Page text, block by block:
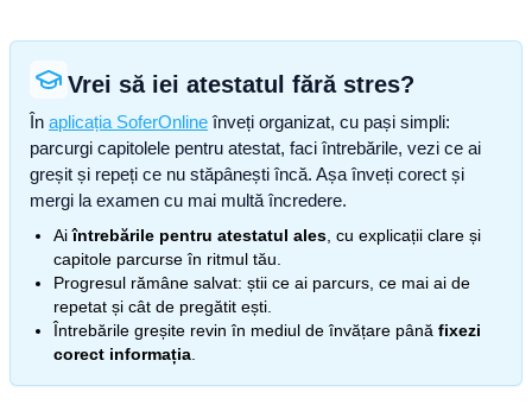
Vrei să iei atestatul fără stres?
În aplicația SoferOnline înveți organizat, cu pași simpli:
parcurgi capitolele pentru atestat, faci întrebările, vezi ce ai
greșit și repeți ce nu stăpânești încă. Așa înveți corect și
mergi la examen cu mai multă încredere.
Aiîntrebările pentru atestatul ales , cu explicații clare și
capitole parcurse în ritmul tău.
Progresul rămâne salvat: știi ce ai parcurs, ce mai ai de
repetat și cât de pregătit ești.
Întrebările greșite revin în mediul de învățare până fixezi
corect informația